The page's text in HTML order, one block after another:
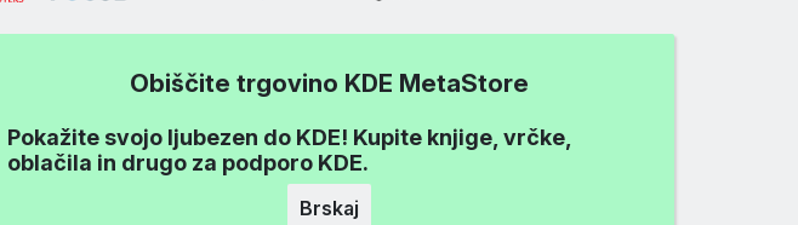
Obiščite trgovino KDE MetaStore
Pokažite svojo ljubezen do KDE! Kupite knjige, vrčke,
oblačila in drugo za podporo KDE.
Brskaj